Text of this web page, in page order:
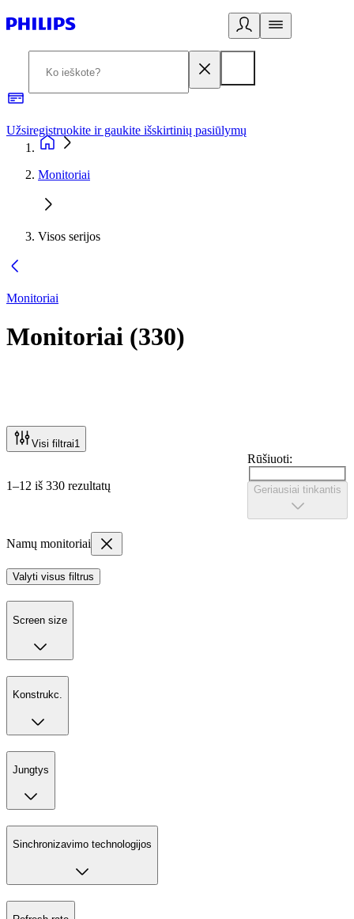
Užsiregistruokite ir gaukite išskirtinių pasiūlymų
Monitoriai
Visos serijos
Monitoriai
Monitoriai (330)
Visi filtrai1
1–12 iš 330 rezultatų
Rūšiuoti:
Geriausiai tinkantis
Namų monitoriai
Valyti visus filtrus
Screen size
Konstrukc.
Jungtys
Sinchronizavimo technologijos